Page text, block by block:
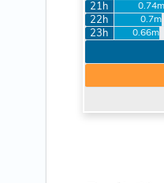
21h 0.74m
22h 0.7m
23h 0.66m